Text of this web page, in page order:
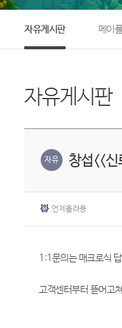
자유게시판 메이
자유게시판
자유 창섭<<
언제올려용
1:1문의는 매크로식
고객센터부터 뜯어고